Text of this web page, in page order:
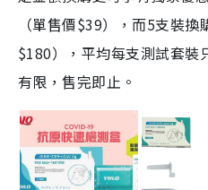
（單售價$39），而5支裝
$180），平均每支測試套裝
有限，售完即止。